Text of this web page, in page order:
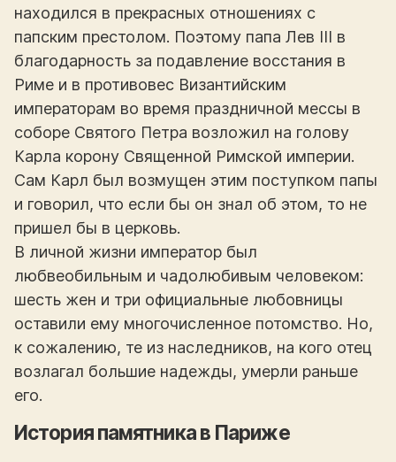
находился в прекрасных отношениях с
папским престолом. Поэтому папа Лев ІІІ в
благодарность за подавление восстания в
Риме и в противовес Византийским
императорам во время праздничной мессы в
соборе Святого Петра возложил на голову
Карла корону Священной Римской империи.
Сам Карл был возмущен этим поступком папы
и говорил, что если бы он знал об этом, то не
пришел бы в церковь.
В личной жизни император был
любвеобильным и чадолюбивым человеком:
шесть жен и три официальные любовницы
оставили ему многочисленное потомство. Но,
к сожалению, те из наследников, на кого отец
возлагал большие надежды, умерли раньше
его.
История памятника в Париже